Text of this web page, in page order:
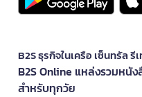
B2S ธุรกิจในเครือ เซ็นทรัล
B2S Online แหล่งรวมหนัง
สำหรับทุกวัย